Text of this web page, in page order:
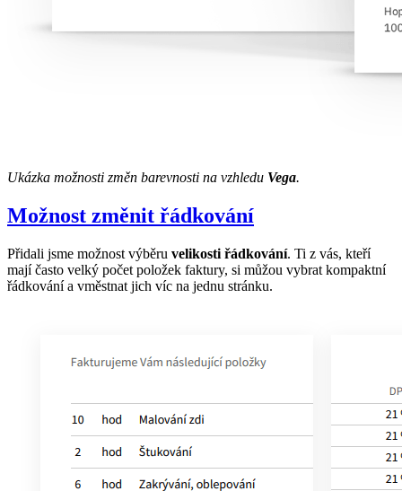
Ukázka možnosti změn barevnosti na vzhledu Vega.
Možnost změnit řádkování
Přidali jsme možnost výběru velikosti řádkování. Ti z vás, kteří
mají často velký počet položek faktury, si můžou vybrat kompaktní
řádkování a vměstnat jich víc na jednu stránku.